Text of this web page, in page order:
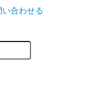
い合わせる